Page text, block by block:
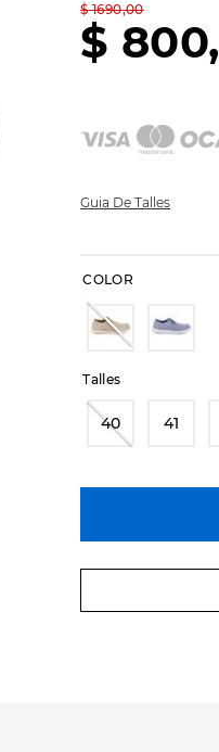
$ 1690,00
$ 800,
Guia De Talles
COLOR
Talles
40 41